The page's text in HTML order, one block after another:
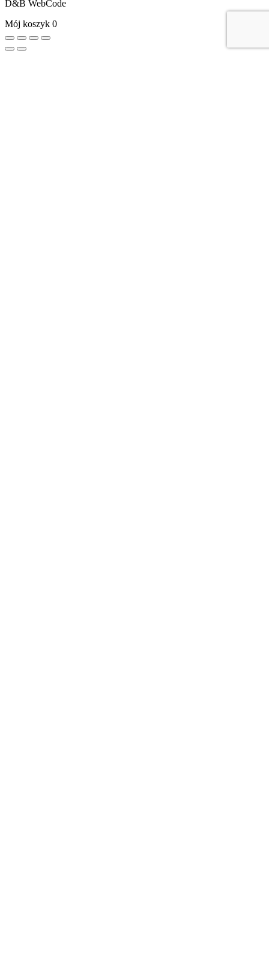
D&B WebCode
Mój koszyk 0